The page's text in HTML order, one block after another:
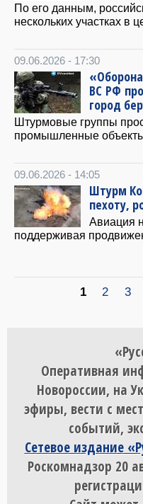
По его данным,
нескольких участках в
09.06.2026 - 17:30
ВС РФ
город
Штурмовые группы
промышленные
09.06.2026 - 14:05
Штурм
пехоту,
Авиация
поддерживая
1 2 3
Оперативная
Новороссии, на
эфиры, вести с
событий,
Сетевое издание
Роскомнадзор 20